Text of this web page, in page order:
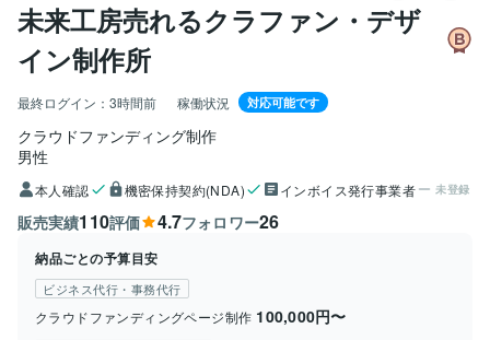
未来工房売れるクラファン・デザ
イン制作所
最終ログイン： 3時間前 稼働状況 対応可能です
クラウドファンディング制作
男性
本人確認 機密保持契約(NDA) インボイス発行事業者 未登録
販売実績110評価 4.7フォロワー26
納品ごとの予算目安
ビジネス代行・事務代行
クラウドファンディングページ制作 100,000円〜